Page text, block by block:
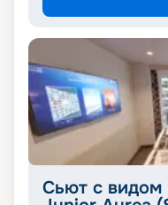
Сьют с видом